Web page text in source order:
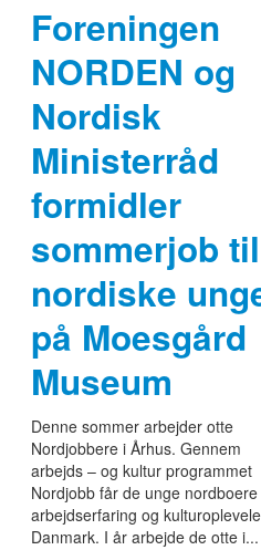
Foreningen
NORDEN og
Nordisk
Ministerråd
formidler
sommerjob til
nordiske
på Moesgård
Museum
Denne sommer arbejder otte
Nordjobbere i Århus. Gennem
arbejds – og kultur programmet
Nordjobb får de unge nordboere
arbejdserfaring og
Danmark. I år arbejde de otte i...